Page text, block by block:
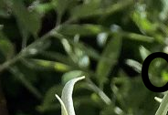
Zum
Inhalt
springen